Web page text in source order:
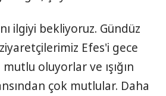
ilgiyi bekliyoruz. Gündüz
Efes'i gece
oluyorlar ve ışığın
çok mutlular. Daha